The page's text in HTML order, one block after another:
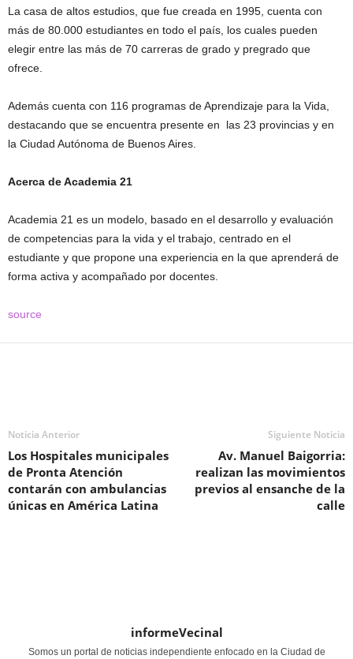
La casa de altos estudios, que fue creada en 1995, cuenta con
más de 80.000 estudiantes en todo el país, los cuales pueden
elegir entre las más de 70 carreras de grado y pregrado que
ofrece.
Además cuenta con 116 programas de Aprendizaje para la Vida,
destacando que se encuentra presente en las 23 provincias y en
la Ciudad Autónoma de Buenos Aires.
Acerca de Academia 21
Academia 21 es un modelo, basado en el desarrollo y evaluación
de competencias para la vida y el trabajo, centrado en el
estudiante y que propone una experiencia en la que aprenderá de
forma activa y acompañado por docentes.
source
Noticia Anterior
Los Hospitales municipales
de Pronta Atención
contarán con ambulancias
únicas en América Latina
Siguiente Noticia
Av. Manuel Baigorria:
realizan las movimientos
previos al ensanche de la
calle
informeVecinal
Somos un portal de noticias independiente enfocado en la Ciudad de